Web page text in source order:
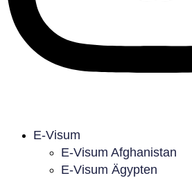
E-Visum
E-Visum Afghanistan
E-Visum Ägypten